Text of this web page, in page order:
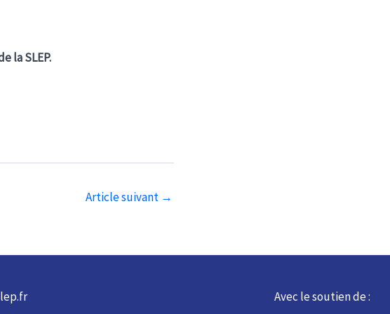
la SLEP.
Article suivant →
Avec le soutien de :